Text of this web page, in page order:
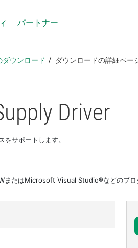
パートナー
ウンロード ダウンロードの詳細ペー
Driver
サポートします。
またはMicrosoft Visual Studio®などのプロ